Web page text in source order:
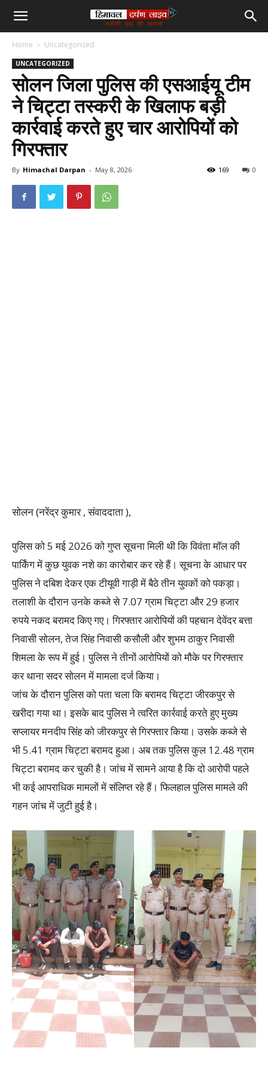
हिमाचल
लाइव
टीवी
Home Uncategorized
UNCATEGORIZED
सोलन जिला पुलिस की एसआईयू टीम
ने चिट्टा तस्करी के खिलाफ बड़ी
कार्रवाई करते हुए चार आरोपियों को
गिरफ्तार
By Himachal Darpan - May 8, 2026 0
169
सोलन (नरेंद्र कुमार , संवाददाता ),
पुलिस को 5 मई 2026 को गुप्त सूचना मिली थी कि विवंता मॉल की
पार्किंग में कुछ युवक नशे का कारोबार कर रहे हैं। सूचना के आधार पर
पुलिस ने दबिश देकर एक टीयूवी गाड़ी में बैठे तीन युवकों को पकड़ा।
तलाशी के दौरान उनके कब्जे से 7.07 ग्राम चिट्टा और 29 हजार
रुपये नकद बरामद किए गए। गिरफ्तार आरोपियों की पहचान देवेंदर बत्ता
निवासी सोलन, तेज सिंह निवासी कसौली और शुभम ठाकुर निवासी
शिमला के रूप में हुई। पुलिस ने तीनों आरोपियों को मौके पर गिरफ्तार
कर थाना सदर सोलन में मामला दर्ज किया।
जांच के दौरान पुलिस को पता चला कि बरामद चिट्टा जीरकपुर से
खरीदा गया था। इसके बाद पुलिस ने त्वरित कार्रवाई करते हुए मुख्य
सप्लायर मनदीप सिंह को जीरकपुर से गिरफ्तार किया। उसके कब्जे से
भी 5.41 ग्राम चिट्टा बरामद हुआ। अब तक पुलिस कुल 12.48 ग्राम
चिट्टा बरामद कर चुकी है। जांच में सामने आया है कि दो आरोपी पहले
भी कई आपराधिक मामलों में संलिप्त रहे हैं। फिलहाल पुलिस मामले की
गहन जांच में जुटी हुई है।